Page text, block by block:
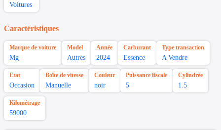
Voitures
Caractéristiques
Marque de voiture
Mg
Model
Autres
Année
2024
Carburant
Essence
Type transaction
A Vendre
Etat
Occasion
Boîte de vitesse
Manuelle
Couleur
noir
Puissance fiscale
5
Cylindrée
1.5
Kilométrage
59000